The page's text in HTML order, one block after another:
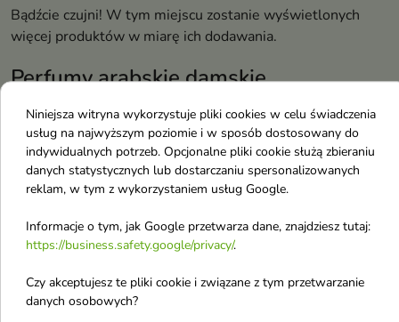
Perfumy arabskie damskie
Esencje Perfum
Wody Kolońskie
Wody Perfumowane
Bądźcie czujni! W tym miejscu zostanie wyświetlonych
więcej produktów w miarę ich dodawania.
Niniejsza witryna wykorzystuje pliki cookies w celu świadczenia
usług na najwyższym poziomie i w sposób dostosowany do
indywidualnych potrzeb. Opcjonalne pliki cookie służą zbieraniu
danych statystycznych lub dostarczaniu spersonalizowanych
reklam, w tym z wykorzystaniem usług Google.
Informacje o tym, jak Google przetwarza dane, znajdziesz tutaj:
https://business.safety.google/privacy/.
Czy akceptujesz te pliki cookie i związane z tym przetwarzanie
danych osobowych?